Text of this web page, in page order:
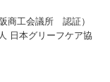
商工会議所 認証）
日本グリーフケア協